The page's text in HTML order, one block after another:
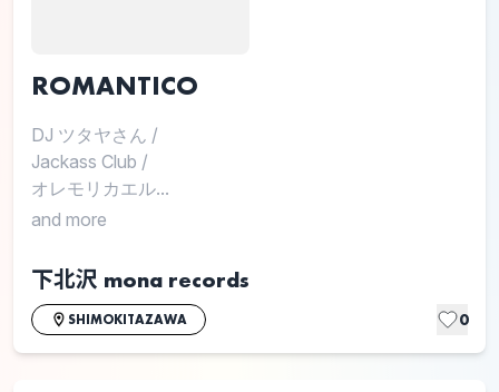
ROMANTICO
DJ ツタヤさん /
Jackass Club /
オレモリカエル...
and more
下北沢 mona records
SHIMOKITAZAWA 0